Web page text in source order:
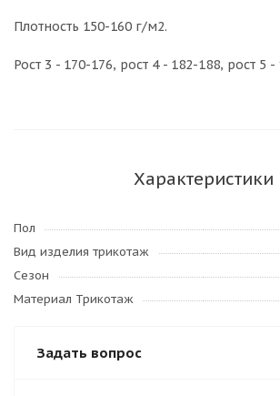
Плотность 150-160 г/м2.
Рост 3 - 170-176, рост 4 - 182-188, рост 5 -
Характеристики
Пол
Вид изделия трикотаж
Сезон
Материал Трикотаж
Задать вопрос